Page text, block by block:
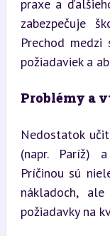
praxe a
zabezpečuje
Prechod medzi
požiadaviek a
Problémy a
Nedostatok
(napr. Paríž)
Príčinou sú
nákladoch,
požiadavky na